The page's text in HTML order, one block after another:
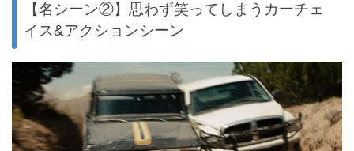
【名シーン②】思わず笑ってしまうカーチェ
イス&アクションシーン